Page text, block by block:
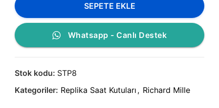
SEPETE EKLE
Whatsapp - Canlı Destek
Stok kodu: STP8
Kategoriler: Replika Saat Kutuları , Richard Mille